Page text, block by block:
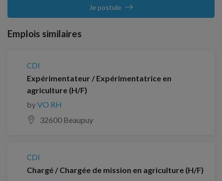
Je postule
Emplois similaires
CDI
Expérimentateur / Expérimentatrice en
agriculture (H/F)
byVO RH
32600 Beaupuy
CDI
Chargé / Chargée de mission en agriculture (H/F)